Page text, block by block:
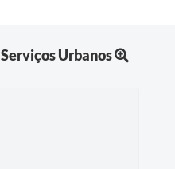
Serviços Urbanos